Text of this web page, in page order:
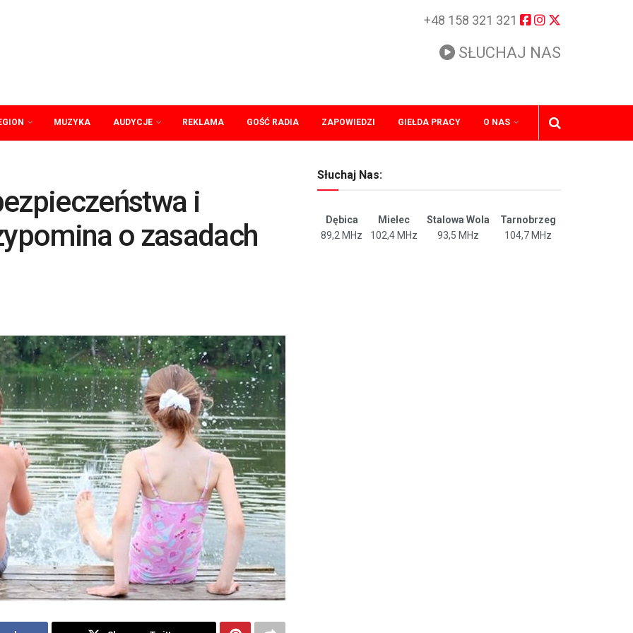
+48 158 321 321
SŁUCHAJ NAS
MUZYKA AUDYCJE REKLAMA GOŚĆ RADIA ZAPOWIEDZI GIEŁDA PRACY O NAS
i
o zasadach
Słuchaj Nas:
Dębica Mielec Stalowa Wola
Tarnobrzeg
89,2 MHz
102,4 MHz 93,5 MHz 104,7 MHz